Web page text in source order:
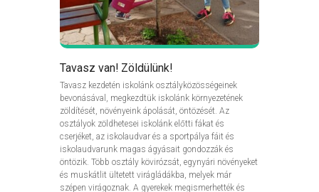
Tavasz van! Zöldülünk!
Tavasz kezdetén iskolánk osztályközösségeinek
bevonásával, megkezdtük iskolánk környezetének
zöldítését, növényeink ápolását, öntözését. Az
osztályok zöldhetesei iskolánk előtti fákat és
cserjéket, az iskolaudvar és a sportpálya fáit és
iskolaudvarunk magas ágyásait gondozzák és
öntözik. Több osztály kövirózsát, egynyári növényeket
és muskátlit ültetett virágládákba, melyek már
szépen virágoznak. A gyerekek megismerhették és